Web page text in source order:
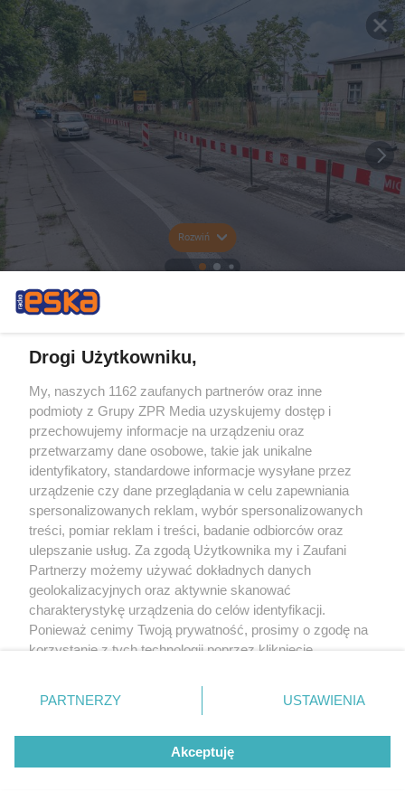
Rozwiń
Drogi Użytkowniku,
My, naszych 1162 zaufanych partnerów oraz inne
podmioty z Grupy ZPR Media uzyskujemy dostęp i
przechowujemy informacje na urządzeniu oraz
przetwarzamy dane osobowe, takie jak unikalne
identyfikatory, standardowe informacje wysyłane przez
urządzenie czy dane przeglądania w celu zapewniania
spersonalizowanych reklam, wybór spersonalizowanych
treści, pomiar reklam i treści, badanie odbiorców oraz
ulepszanie usług. Za zgodą Użytkownika my i Zaufani
Partnerzy możemy używać dokładnych danych
geolokalizacyjnych oraz aktywnie skanować
charakterystykę urządzenia do celów identyfikacji.
Ponieważ cenimy Twoją prywatność, prosimy o zgodę na
korzystanie z tych technologii poprzez kliknięcie
zmienić/wycofać klikając przycisk ustawień prywatności
znajdujący się w lewym dolnym rogu strony
rodzaje przetwarzania danych nie wymagają zgody
użytkownika, ale masz prawo sprzeciwić się takiemu
przetwarzaniu. Preferencje będą miały zastosowanie tylko
PARTNERZY USTAWIENIA
Akceptuję